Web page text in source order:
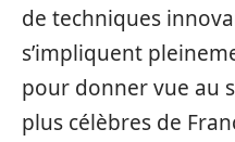
de techniques
s’impliquent
pour donner vue au
plus célèbres de